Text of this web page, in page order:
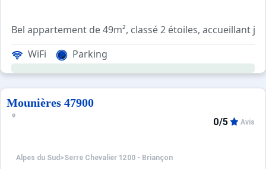
Bel appartement de 49m², classé 2 étoiles, accueillant
Sa terrasse exposée plein Sud offre une vue
Ce lumineux deux pièces se compose d'une pièce
Place de parking libre disponible au pied de la résidence.
Les plus de cet appartement de vacances : Grande
Ménage non inclus.
WiFi Parking
Mounières 47900
Alpes du Sud >Serre Chevalier 1200 - Briançon
0/5 Avis